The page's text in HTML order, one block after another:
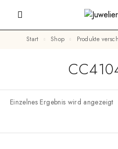
Start Shop Produkte
Einzelnes Ergebnis wird angezeigt